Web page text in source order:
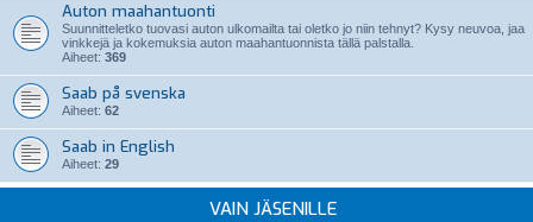
Auton maahantuonti
Suunnitteletko tuovasi auton ulkomailta tai oletko jo niin tehnyt? Kysy neuvoa, jaa
vinkkejä ja kokemuksia auton maahantuonnista tällä palstalla.
Aiheet: 369
Saab på svenska
Aiheet: 62
Saab in English
Aiheet: 29
VAIN JÄSENILLE